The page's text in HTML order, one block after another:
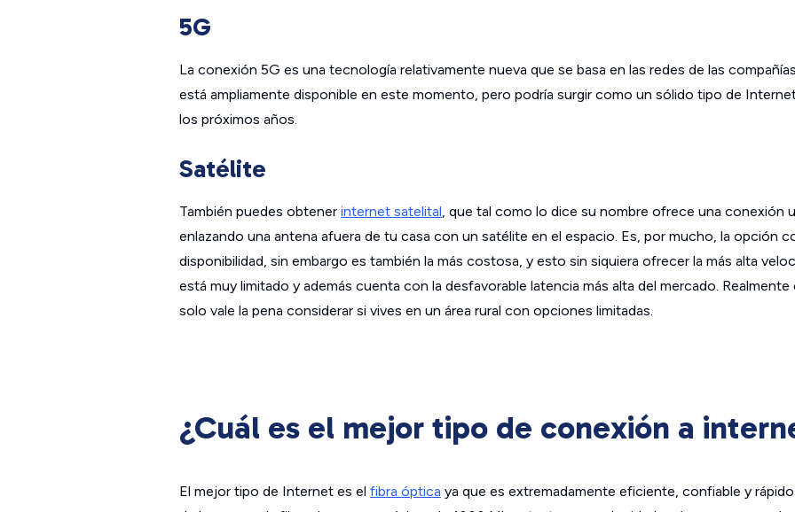
5G
La conexión 5G es una tecnología relativamente nueva que se basa en las redes de las
está ampliamente disponible en este momento, pero podría surgir como un sólido tipo de
los próximos años.
Satélite
También puedes obtener internet satelital, que tal como lo dice su nombre ofrece una conexión
enlazando una antena afuera de tu casa con un satélite en el espacio. Es, por mucho, la opción
disponibilidad, sin embargo es también la más costosa, y esto sin siquiera ofrecer la más alta
está muy limitado y además cuenta con la desfavorable latencia más alta del mercado. Realmente
solo vale la pena considerar si vives en un área rural con opciones limitadas.
¿Cuál es el mejor tipo de conexión a
El mejor tipo de Internet es el fibra óptica ya que es extremadamente eficiente, confiable y